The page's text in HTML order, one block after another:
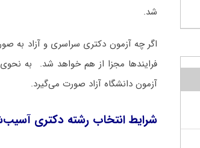
شد.
اگر چه آزمون دکتری سراسری و آزاد به
فرایندها مجزا از هم خواهد شد. به
آزمون دانشگاه آزاد صورت می‌گیرد.
شرایط انتخاب رشته دکتری